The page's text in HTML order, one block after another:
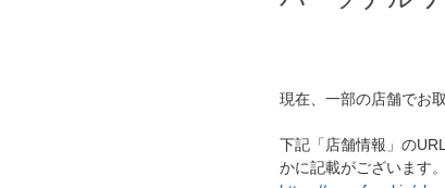
現在、一部の店舗でお
下記「店舗情報」の
かに記載がございます。